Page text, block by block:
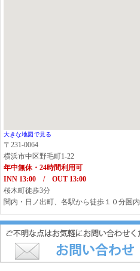
大きな地図で見る
〒231-0064
横浜市中区野毛町1-22
年中無休・24時間利用可
INN 13:00 / OUT 13:00
桜木町徒歩3分
関内・日ノ出町、各駅から徒歩１０分圏内